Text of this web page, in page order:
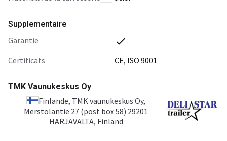
Supplementaire
garantie
certificats
CE, ISO 9001
TMK Vaunukeskus Oy
Finlande, TMK vaunukeskus Oy,
Merstolantie 27 (post box 58) 29201
HARJAVALTA, Finland